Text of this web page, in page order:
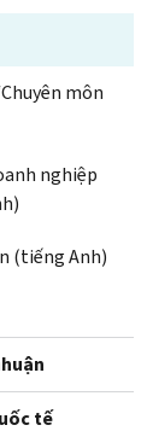
môn
nghiệp
(tiếng Anh)
tế